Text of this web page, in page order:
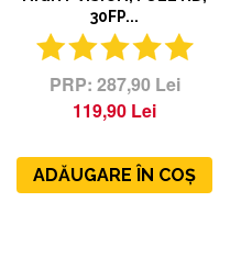
30FP...
287,90 Lei
119,90 Lei
ADĂUGARE ÎN COȘ